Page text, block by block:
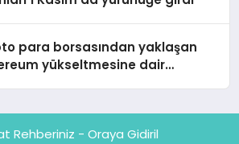
para borsasından yaklaşan
yükseltmesine dair
Rehberiniz - Oraya Gidiril